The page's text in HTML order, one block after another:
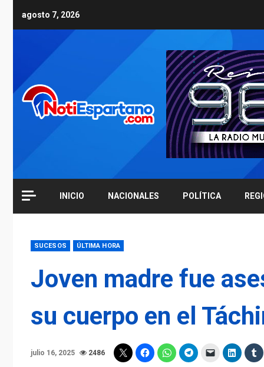
agosto 7, 2026
INICIO NACIONALES POLÍTICA
SUCESOS ÚLTIMA HORA
Joven madre fue
su cuerpo en el
julio 16, 2025 2486